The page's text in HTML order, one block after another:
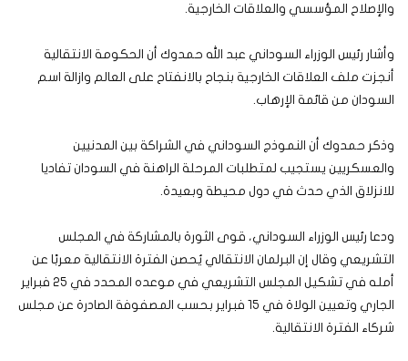
والإصلاح المؤسسي والعلاقات الخارجية.
وأشار رئيس الوزراء السوداني عبد الله حمدوك أن الحكومة الانتقالية
أنجزت ملف العلاقات الخارجية بنجاح بالانفتاح على العالم وازالة اسم
السودان من قائمة الإرهاب.
وذكر حمدوك أن النموذج السوداني في الشراكة بين المدنيين
والعسكريين يستجيب لمتطلبات المرحلة الراهنة في السودان تفاديا
للانزلاق الذي حدث في دول محيطة وبعيدة.
ودعا رئيس الوزراء السوداني، قوى الثورة بالمشاركة في المجلس
التشريعي وقال إن البرلمان الانتقالي يُحصن الفترة الانتقالية معربًا عن
أمله في تشكيل المجلس التشريعي في موعده المحدد في 25 فبراير
الجاري وتعيين الولاة في 15 فبراير بحسب المصفوفة الصادرة عن مجلس
شركاء الفترة الانتقالية.